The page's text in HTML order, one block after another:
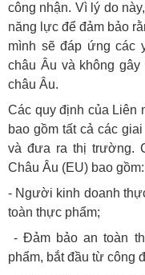
công nhận. Vì lý do
năng lực để đảm bảo
mình sẽ đáp ứng các
châu Âu và không
châu Âu.
Các quy định của Liên
bao gồm tất cả các
và đưa ra thị trường.
Châu Âu (EU) bao gồm:
- Người kinh doanh
toàn thực phẩm;
- Đảm bảo an toàn
phẩm, bắt đầu từ công